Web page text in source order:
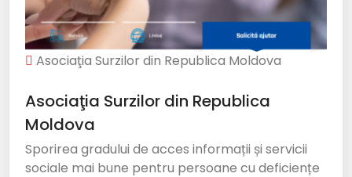
Asociaţia Surzilor din Republica Moldova
Asociaţia Surzilor din Republica
Moldova
Sporirea gradului de acces informații și servicii
sociale mai bune pentru persoane cu deficiențe